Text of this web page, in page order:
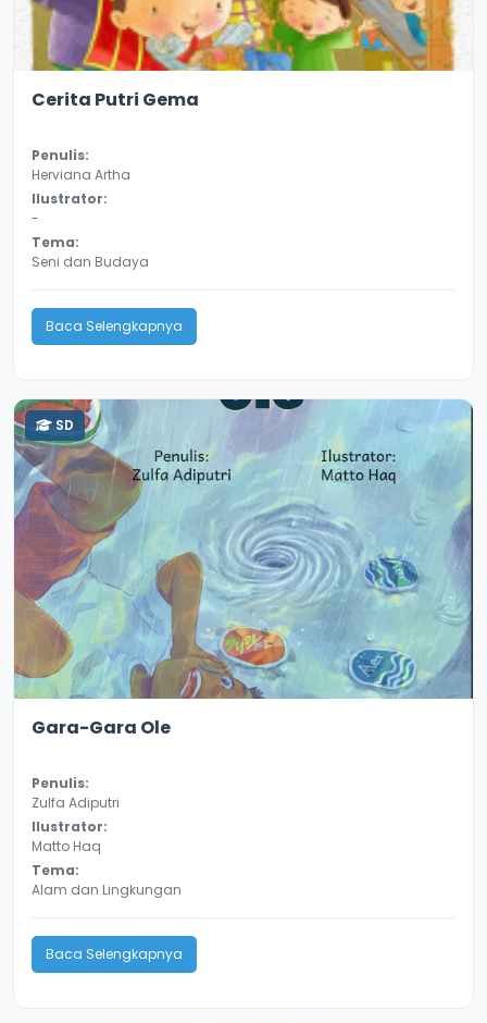
Cerita Putri Gema
Penulis:
Herviana Artha
Ilustrator:
-
Tema:
Seni dan Budaya
Baca Selengkapnya
SD
Gara-Gara Ole
Penulis:
Zulfa Adiputri
Ilustrator:
Matto Haq
Tema:
Alam dan Lingkungan
Baca Selengkapnya